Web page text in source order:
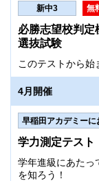
新中3 無
必勝志望校判定
選抜試験
このテストから始
4月開催
早稲田アカデミー
学力測定テスト
学年進級にあたっ
を知ろう！